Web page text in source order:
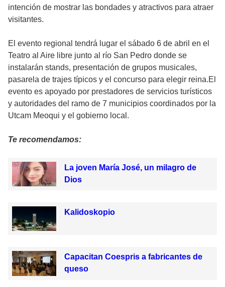
intención de mostrar las bondades y atractivos para atraer
visitantes.
El evento regional tendrá lugar el sábado 6 de abril en el
Teatro al Aire libre junto al río San Pedro donde se
instalarán stands, presentación de grupos musicales,
pasarela de trajes típicos y el concurso para elegir reina.El
evento es apoyado por prestadores de servicios turísticos
y autoridades del ramo de 7 municipios coordinados por la
Utcam Meoqui y el gobierno local.
Te recomendamos:
La joven María José, un milagro de
Dios
Kalidoskopio
Capacitan Coespris a fabricantes de
queso